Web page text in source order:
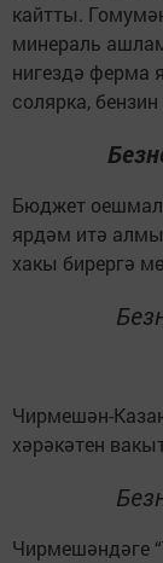
кайтты.
минераль
нигездә ферма
солярка,
Бюджет
ярдәм итә
хакы бирергә
Чирмешән-
хәрәкәтен
Чирмешәндәге